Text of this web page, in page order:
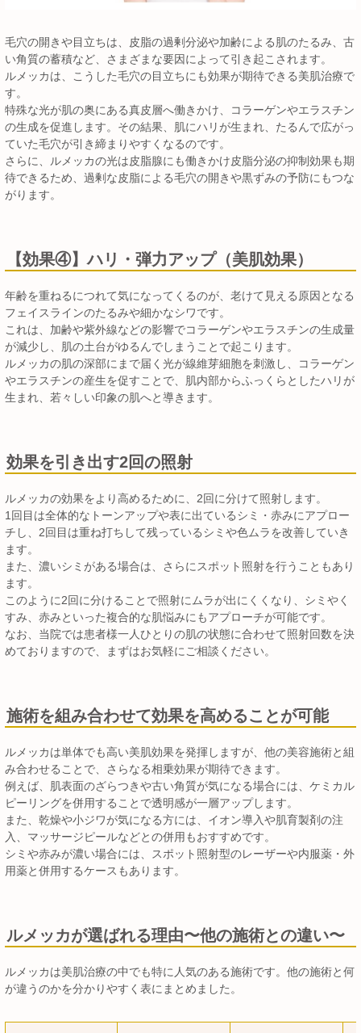
毛穴の開きや目立ちは、皮脂の過剰分泌や加齢による肌のたるみ、古
い角質の蓄積など、さまざまな要因によって引き起こされます。
ルメッカは、こうした毛穴の目立ちにも効果が期待できる美肌治療で
す。
特殊な光が肌の奥にある真皮層へ働きかけ、コラーゲンやエラスチン
の生成を促進します。その結果、肌にハリが生まれ、たるんで広がっ
ていた毛穴が引き締まりやすくなるのです。
さらに、ルメッカの光は皮脂腺にも働きかけ皮脂分泌の抑制効果も期
待できるため、過剰な皮脂による毛穴の開きや黒ずみの予防にもつな
がります。
【効果④】ハリ・弾力アップ（美肌効果）
年齢を重ねるにつれて気になってくるのが、老けて見える原因となる
フェイスラインのたるみや細かなシワです。
これは、加齢や紫外線などの影響でコラーゲンやエラスチンの生成量
が減少し、肌の土台がゆるんでしまうことで起こります。
ルメッカの肌の深部にまで届く光が線維芽細胞を刺激し、コラーゲン
やエラスチンの産生を促すことで、肌内部からふっくらとしたハリが
生まれ、若々しい印象の肌へと導きます。
効果を引き出す2回の照射
ルメッカの効果をより高めるために、2回に分けて照射します。
1回目は全体的なトーンアップや表に出ているシミ・赤みにアプロー
チし、2回目は重ね打ちして残っているシミや色ムラを改善していき
ます。
また、濃いシミがある場合は、さらにスポット照射を行うこともあり
ます。
このように2回に分けることで照射にムラが出にくくなり、シミやく
すみ、赤みといった複合的な肌悩みにもアプローチが可能です。
なお、当院では患者様一人ひとりの肌の状態に合わせて照射回数を決
めておりますので、まずはお気軽にご相談ください。
施術を組み合わせて効果を高めることが可能
ルメッカは単体でも高い美肌効果を発揮しますが、他の美容施術と組
み合わせることで、さらなる相乗効果が期待できます。
例えば、肌表面のざらつきや古い角質が気になる場合には、ケミカル
ピーリングを併用することで透明感が一層アップします。
また、乾燥や小ジワが気になる方には、イオン導入や肌育製剤の注
入、マッサージピールなどとの併用もおすすめです。
シミや赤みが濃い場合には、スポット照射型のレーザーや内服薬・外
用薬と併用するケースもあります。
ルメッカが選ばれる理由〜他の施術との違い〜
ルメッカは美肌治療の中でも特に人気のある施術です。他の施術と何
が違うのかを分かりやすく表にまとめました。